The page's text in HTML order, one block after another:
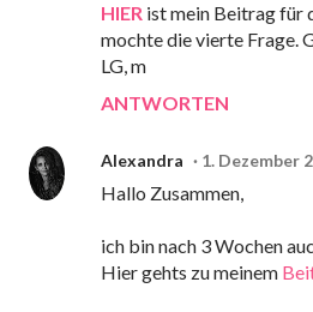
HIER ist mein Beitrag für
mochte die vierte Frage.
LG, m
ANTWORTEN
Alexandra 1. Dezember
Hallo Zusammen,
ich bin nach 3 Wochen
Hier gehts zu meinem